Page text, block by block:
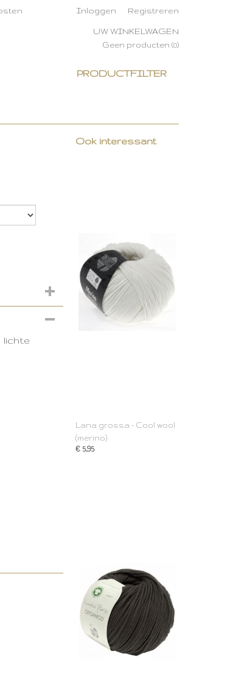
Inloggen Registreren
UW WINKELWAGEN
Geen producten (0)
PRODUCTFILTER
lichte
Ook interessant
Lana grossa - Cool wool
(merino)
€ 5,95